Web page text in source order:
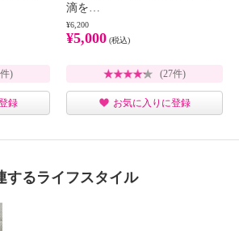
)
録
滴を…
¥6,200
¥5,000 (税込)
(27件)
お気に入りに登録
するライフスタイル